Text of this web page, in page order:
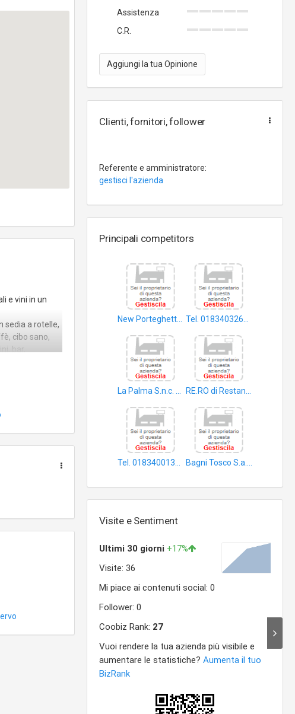
e vini in un
sedia a rotelle,
cibo sano,
bar,
carte di
Assistenza
C.R.
Aggiungi la tua Opinione
Clienti, fornitori, follower
Referente e amministratore:
gestisci l'azienda
Principali competitors
Visite e Sentiment